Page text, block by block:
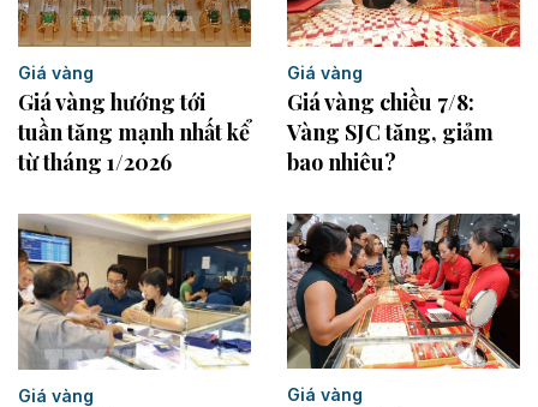
Giá vàng
Giá vàng hướng tới
tuần tăng mạnh nhất kể
từ tháng 1/2026
Giá vàng
Giá vàng chiều 7/8:
Vàng SJC tăng, giảm
bao nhiêu?
Giá vàng Giá vàng